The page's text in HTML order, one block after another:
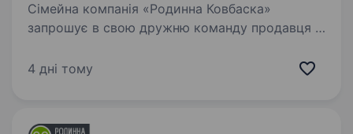
Сімейна компанія «Родинна Ковбаска»
запрошує в свою дружню команду продавця у
роботи позмінний 3/3; пн.-сб. 8:00—20:30, нд.
4 дні тому